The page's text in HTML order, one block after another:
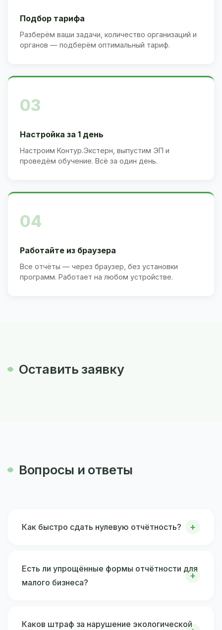
Подбор тарифа
Разберём ваши задачи, количество организаций и
органов — подберём оптимальный тариф.
03
Настройка за 1 день
Настроим Контур.Экстерн, выпустим ЭП и
проведём обучение. Всё за один день.
04
Работайте из браузера
Все отчёты — через браузер, без установки
программ. Работает на любом устройстве.
Оставить заявку
Вопросы и ответы
Как быстро сдать нулевую отчётность?
Есть ли упрощённые формы отчётности для
малого бизнеса?
Каков штраф за нарушение экологической